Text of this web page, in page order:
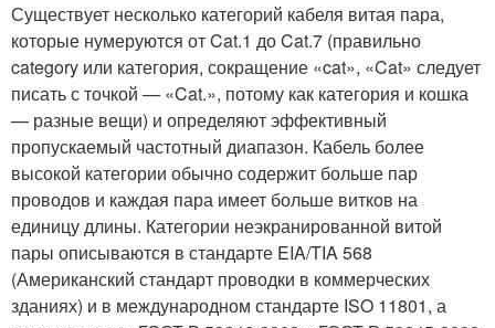
Существует несколько категорий кабеля витая пара,
которые нумеруются от Cat.1 до Cat.7 (правильно
category или категория, сокращение «cat», «Cat» следует
писать с точкой — «Cat.», потому как категория и кошка
— разные вещи) и определяют эффективный
пропускаемый частотный диапазон. Кабель более
высокой категории обычно содержит больше пар
проводов и каждая пара имеет больше витков на
единицу длины. Категории неэкранированной витой
пары описываются в стандарте EIA/TIA 568
(Американский стандарт проводки в коммерческих
зданиях) и в международном стандарте ISO 11801, а